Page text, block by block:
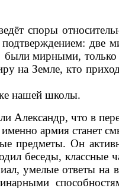
споры
две
мирными,
на Земле, кто
нашей школы.
Александр, что в
армия станет
Он
беседы,
умелые